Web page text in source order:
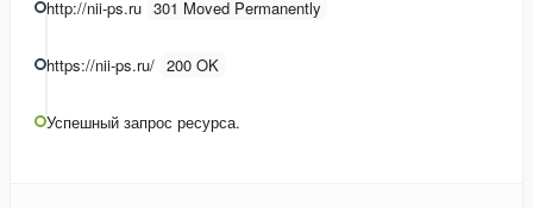
http://nii-ps.ru 301 Moved Permanently
https://nii-ps.ru/ 200 OK
Успешный запрос ресурса.